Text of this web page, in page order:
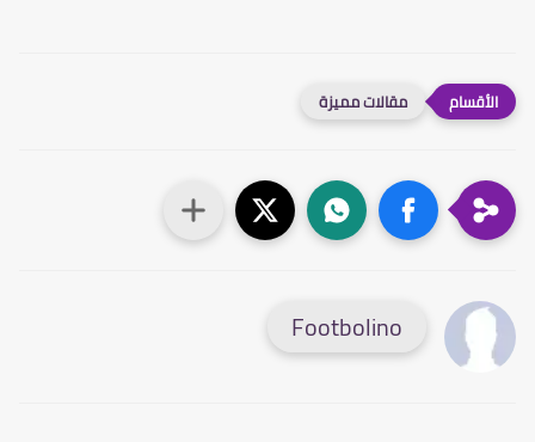
مقالات مميزة
Footbolino